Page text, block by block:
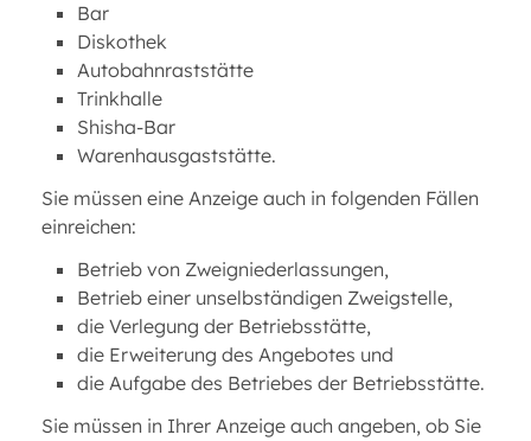
Bar
Diskothek
Autobahnraststätte
Trinkhalle
Shisha-Bar
Warenhausgaststätte.
Sie müssen eine Anzeige auch in folgenden Fällen
einreichen:
Betrieb von Zweigniederlassungen,
Betrieb einer unselbständigen Zweigstelle,
die Verlegung der Betriebsstätte,
die Erweiterung des Angebotes und
die Aufgabe des Betriebes der Betriebsstätte.
Sie müssen in Ihrer Anzeige auch angeben, ob Sie